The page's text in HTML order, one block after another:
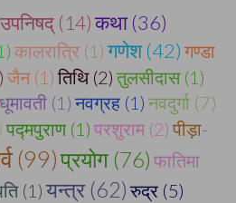
उपनिषद् (14) कथा (36)
कालरात्रि (1) गणेश (42) गण्डा
जैन (1) तिथि (2) तुलसीदास (1)
धूमावती (1) नवग्रह (1) नवदुर्गा (7)
पद्मपुराण (1) परशुराम (2) पीड़ा-
(99)प्रयोग (76) फातिमा
(1) यन्त्र (62) रुद्र (5)